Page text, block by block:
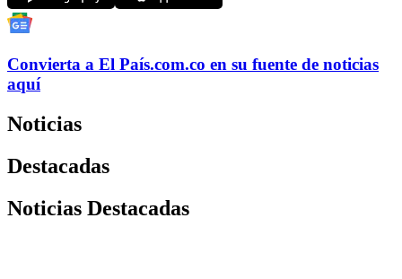
Convierta a El País.com.co en su fuente de noticias
aquí
Noticias
Destacadas
Noticias Destacadas